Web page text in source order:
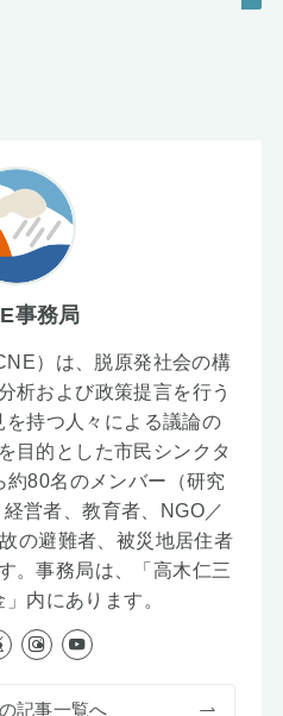
事務局
）は、脱原発社会の構
析および政策提言を行う
を持つ人々による議論の
目的とした市民シンクタ
80名のメンバー（研究
営者、教育者、NGO／
の避難者、被災地居住者
。事務局は、「高木仁三
内にあります。
記事一覧へ